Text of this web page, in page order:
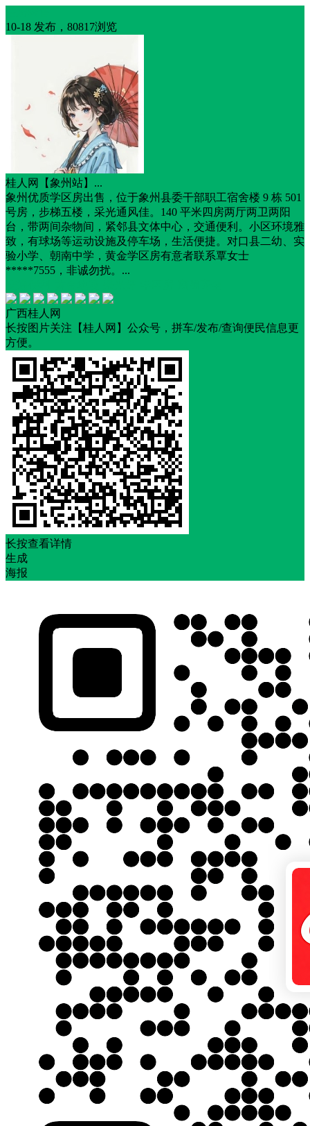
10-18 发布，80817浏览
桂人网【象州站】...
象州优质学区房出售，位于象州县委干部职工宿舍楼 9 栋 501
号房，步梯五楼，采光通风佳。140 平米四房两厅两卫两阳
台，带两间杂物间，紧邻县文体中心，交通便利。小区环境雅
致，有球场等运动设施及停车场，生活便捷。对口县二幼、实
验小学、朝南中学，黄金学区房有意者联系覃女士
*****7555，非诚勿扰。...
广西桂人网
长按图片关注【桂人网】公众号，拼车/发布/查询便民信息更
方便。
长按查看详情
生成
海报